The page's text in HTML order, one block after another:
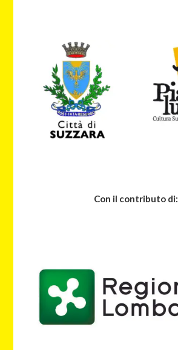
Con il contributo di: